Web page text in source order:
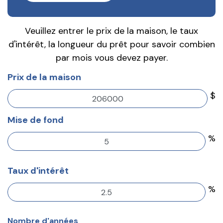
Veuillez entrer le prix de la maison, le taux
d'intérêt, la longueur du prêt pour savoir combien
par mois vous devez payer.
Prix de la maison
$
Mise de fond
%
Taux d'intérêt
%